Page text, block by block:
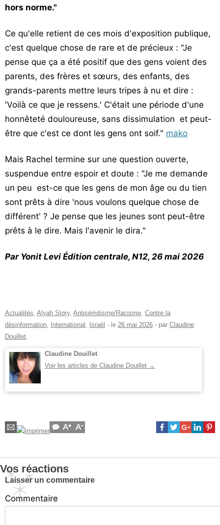
hors norme."
Ce qu'elle retient de ces mois d'exposition publique,
c'est quelque chose de rare et de précieux : "Je
pense que ça a été positif que des gens voient des
parents, des frères et sœurs, des enfants, des
grands-parents mettre leurs tripes à nu et dire :
'Voilà ce que je ressens.' C'était une période d'une
honnêteté douloureuse, sans dissimulation et peut-
être que c'est ce dont les gens ont soif." mako
Mais Rachel termine sur une question ouverte,
suspendue entre espoir et doute : "Je me demande
un peu est-ce que les gens de mon âge ou du tien
sont prêts à dire 'nous voulons quelque chose de
différent' ? Je pense que les jeunes sont peut-être
prêts à le dire. Mais l'avenir le dira."
Par Yonit Levi Édition centrale, N12, 26 mai 2026
Actualités, Alyah Story, Antisémitisme/Racisme, Contre la
désinformation, International , Israël - le 26 mai 2026 - par Claudine
Douillet.
Claudine Douillet
Voir les articles de Claudine Douillet →
Vos réactions
Laisser un commentaire
Commentaire